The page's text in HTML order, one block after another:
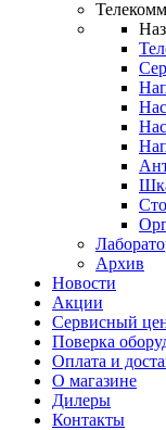
Архив
Новости
Акции
Сервисный
Поверка
Оплата и
О магазине
Дилеры
Контакты